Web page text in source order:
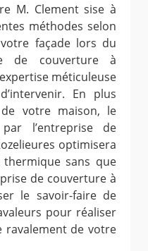
M. Clement sise à
méthodes selon
façade lors du
de couverture à
méticuleuse
En plus
de votre maison, le
l’entreprise de
optimisera
sans que
de couverture à
le savoir-faire de
pour réaliser
ravalement de votre